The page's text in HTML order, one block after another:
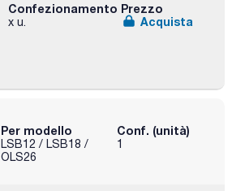
Confezionamento
x u.
Prezzo
Acquista
Per modello
LSB12 / LSB18 /
OLS26
Conf. (unità)
1